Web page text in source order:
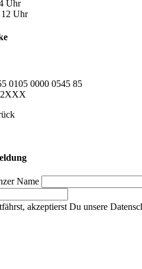
Uhr
12 Uhr
0105 0000 0545 85
Name
akzeptierst Du unsere